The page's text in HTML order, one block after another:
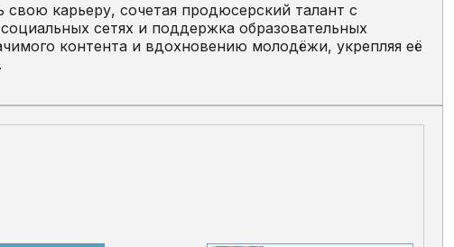
карьеру, сочетая продюсерский талант с
сетях и поддержка образовательных
контента и вдохновению молодёжи, укрепляя её